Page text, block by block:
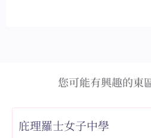
您可能有興趣的東
庇理羅士女子中學